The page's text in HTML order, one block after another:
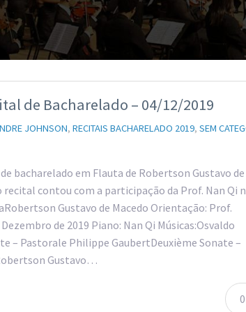
de Bacharelado – 04/12/2019
JOHNSON, RECITAIS BACHARELADO 2019, SEM
bacharelado em Flauta de Robertson Gustavo de
contou com a participação da Prof. Nan Qi
Gustavo de Macedo Orientação: Prof.
de 2019 Piano: Nan Qi Músicas:Osvaldo
– Pastorale Philippe GaubertDeuxième Sonate –
Gustavo…
0